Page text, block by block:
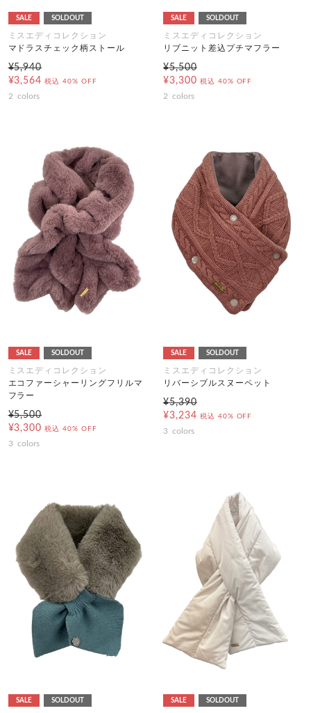
SALE SOLDOUT
ミスエディコレクション
マドラスチェック柄ストール
¥5,940
¥3,564 税込 40% OFF
2 colors
SALE SOLDOUT
ミスエディコレクション
リブニット差込プチマフラー
¥5,500
¥3,300 税込 40% OFF
2 colors
SALE SOLDOUT
ミスエディコレクション
エコファーシャーリングフリルマ
フラー
¥5,500
¥3,300 税込 40% OFF
3 colors
SALE SOLDOUT
ミスエディコレクション
リバーシブルスヌーペット
¥5,390
¥3,234 税込 40% OFF
3 colors
SALE SOLDOUT SALE SOLDOUT